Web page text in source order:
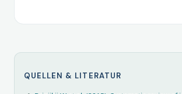
QUELLEN & LITERATUR